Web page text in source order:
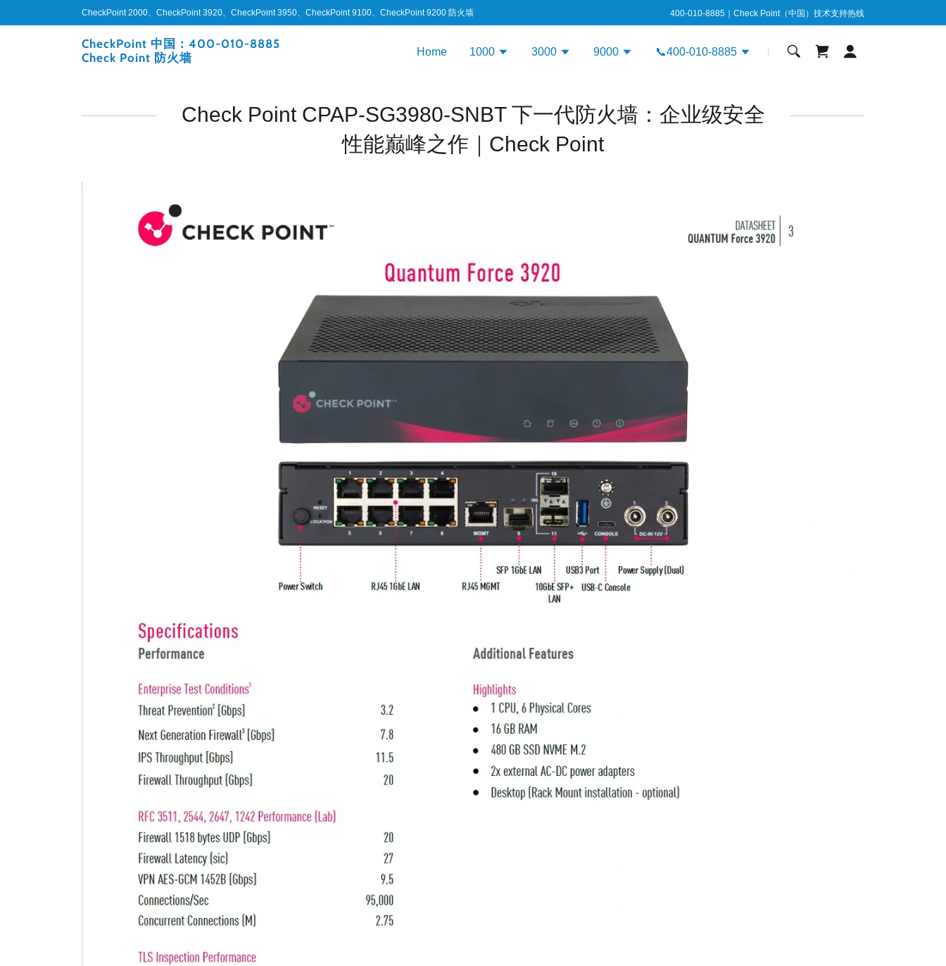
CheckPoint 2000、CheckPoint 3920、CheckPoint 3950、CheckPoint 9100、CheckPoint 9200 防火墙 400-010-8885 ｜Check Point（中国）技术支持热线
CheckPoint 中国：400-010-8885
Check Point 防火墙
Home 1000 3000 9000 📞400-010-8885
Check Point CPAP-SG3980-SNBT 下一代防火墙：企业级安全
性能巅峰之作｜Check Point